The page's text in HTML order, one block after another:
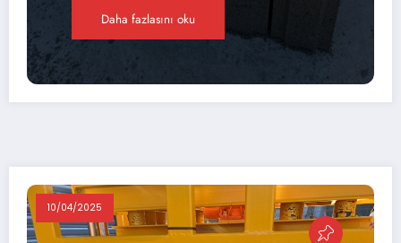
Daha fazlasını oku
10/04/2025